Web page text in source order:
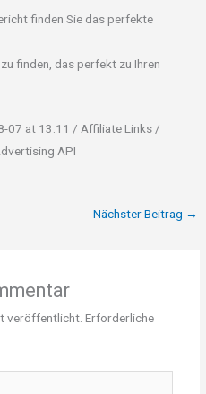
finden Sie das perfekte
finden, das perfekt zu Ihren
07 at 13:11 / Affiliate Links /
API
Nächster Beitrag →
veröffentlicht. Erforderliche